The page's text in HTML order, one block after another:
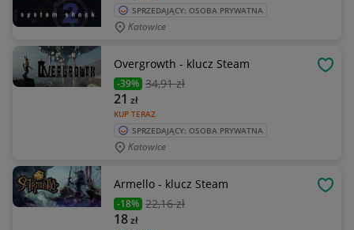
SPRZEDAJĄCY: OSOBA PRYWATNA
Katowice
Overgrowth - klucz Steam
-39% 34,91 zł
KUP TERAZ
21 zł
SPRZEDAJĄCY: OSOBA PRYWATNA
Katowice
Armello - klucz Steam
-18% 22,16 zł
18zł